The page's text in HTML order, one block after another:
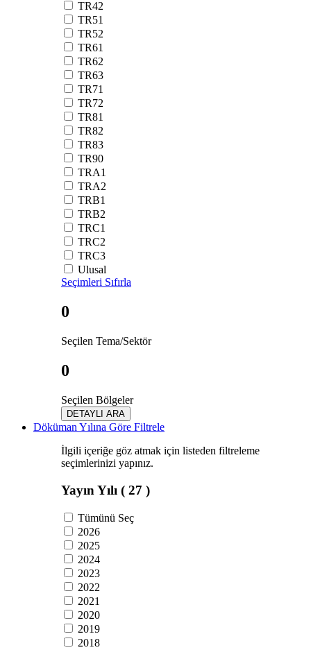
TR42
TR51
TR52
TR61
TR62
TR63
TR71
TR72
TR81
TR82
TR83
TR90
TRA1
TRA2
TRB1
TRB2
TRC1
TRC2
TRC3
Ulusal
Seçimleri Sıfırla
0
Seçilen Tema/Sektör
0
Seçilen Bölgeler
DETAYLI ARA
Döküman Yılına Göre Filtrele
İlgili içeriğe göz atmak için listeden filtreleme
seçimlerinizi yapınız.
Yayın Yılı ( 27 )
Tümünü Seç
2026
2025
2024
2023
2022
2021
2020
2019
2018